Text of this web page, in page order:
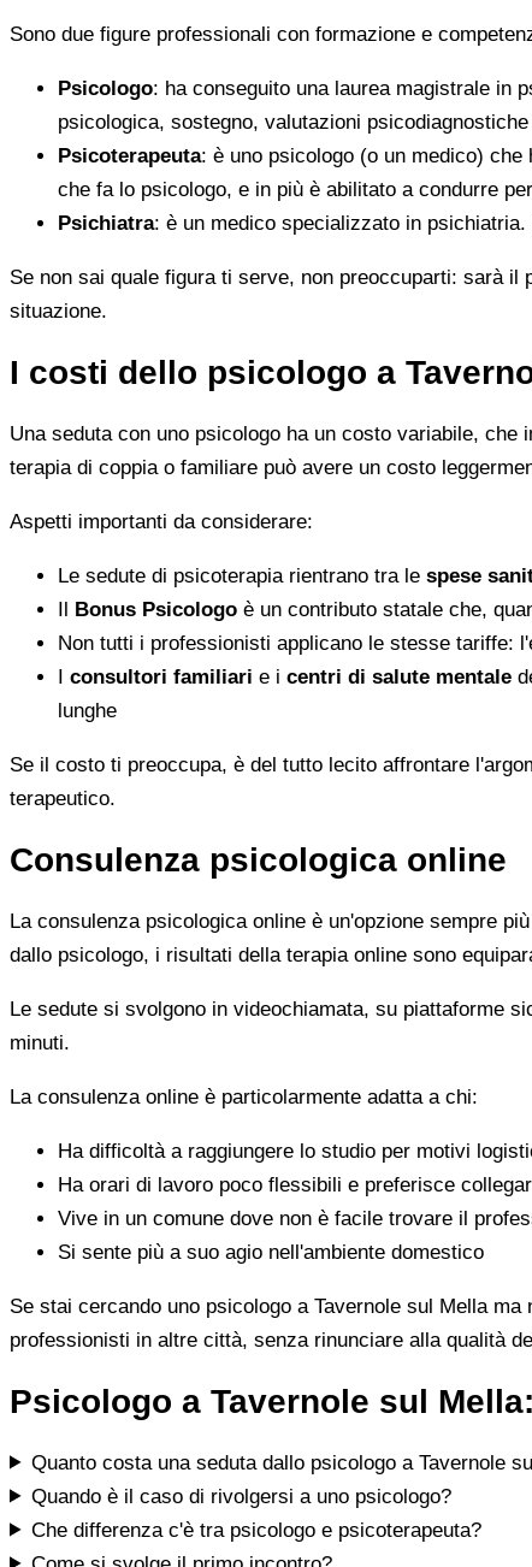
Sono due figure professionali con formazione e
Psicologo: ha conseguito una laurea magistrale in
psicologica, sostegno, valutazioni
Psicoterapeuta: è uno psicologo (o un medico)
che fa lo psicologo, e in più è abilitato a condurre
Psichiatra: è un medico specializzato in
Se non sai quale figura ti serve, non preoccuparti: sarà
situazione.
I costi dello psicologo a
Una seduta con uno psicologo ha un costo variabile, che
terapia di coppia o familiare può avere un costo
Aspetti importanti da considerare:
Le sedute di psicoterapia rientrano tra le spese
Il Bonus Psicologo è un contributo statale che,
Non tutti i professionisti applicano le stesse tariffe:
I consultori familiari e i centri di salute mentale
lunghe
Se il costo ti preoccupa, è del tutto lecito affrontare
terapeutico.
Consulenza psicologica online
La consulenza psicologica online è un'opzione sempre
dallo psicologo, i risultati della terapia online sono
Le sedute si svolgono in videochiamata, su piattaforme
minuti.
La consulenza online è particolarmente adatta a chi:
Ha difficoltà a raggiungere lo studio per motivi
Ha orari di lavoro poco flessibili e preferisce
Vive in un comune dove non è facile trovare il
Si sente più a suo agio nell'ambiente domestico
Se stai cercando uno psicologo a Tavernole sul Mella
professionisti in altre città, senza rinunciare alla qualità
Psicologo a Tavernole sul
Quanto costa una seduta dallo psicologo a Tavernole
Quando è il caso di rivolgersi a uno psicologo?
Che differenza c'è tra psicologo e psicoterapeuta?